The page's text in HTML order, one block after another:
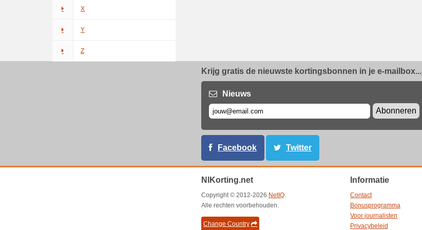
X
Y
Z
Krijg gratis de nieuwste kortingsbonnen in je e-mailbox...
Nieuws
Abonneren
Facebook Twitter
NlKorting.net
Copyright © 2012-2026 NetIQ.
Alle rechten voorbehouden.
Change Country
Informatie
Contact
Bonusprogramma
Voor journalisten
Privacybeleid